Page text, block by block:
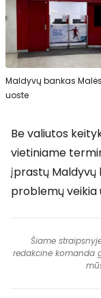
Maldyvų bankas Malės
uoste
Be valiutos
vietiniame
įprastų Maldyvų
problemų veikia
Šiame
redakcinė komanda